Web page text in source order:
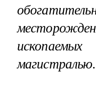
ископаемых
магистралью.